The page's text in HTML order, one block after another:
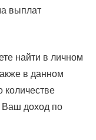
выплат
найти в личном
в данном
Ваш доход по